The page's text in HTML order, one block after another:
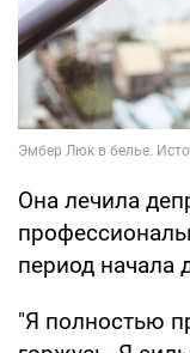
Она лечила
период начала
"Я полностью